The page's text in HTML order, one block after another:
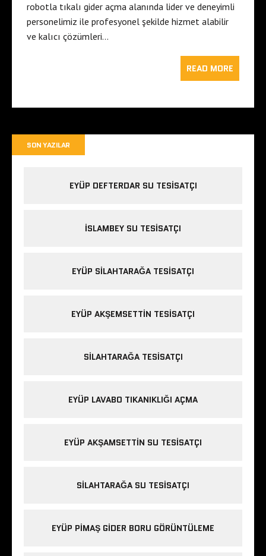
robotla tıkalı gider açma alanında lider ve deneyimli
personelimiz ile profesyonel şekilde hizmet alabilir
ve kalıcı çözümleri…
READ MORE
SON YAZILAR
EYÜP DEFTERDAR SU TESISATÇI
İSLAMBEY SU TESISATÇI
EYÜP SILAHTARAĞA TESISATÇI
EYÜP AKŞEMSETTIN TESISATÇI
SILAHTARAĞA TESISATÇI
EYÜP LAVABO TIKANIKLIĞI AÇMA
EYÜP AKŞAMSETTIN SU TESISATÇI
SILAHTARAĞA SU TESISATÇI
EYÜP PIMAŞ GIDER BORU GÖRÜNTÜLEME